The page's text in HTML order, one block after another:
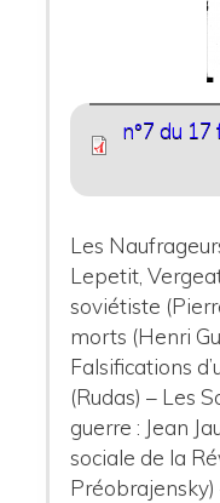
n°7 du
Les
Lepetit,
soviétiste
morts (Henri
Falsifications
(Rudas) – Les
guerre : Jean
sociale de la